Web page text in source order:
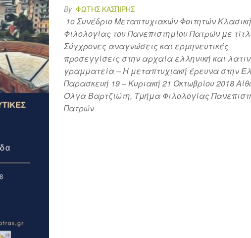
By ΦΏΤΗΣ ΚΑΣΠΊΡΗΣ
1ο Συνέδριο Μεταπτυχιακών Φοιτητών
Φιλολογίας του Πανεπιστημίου Πατρών με
Σύγχρονες αναγνώσεις και ερμηνευτικές
προσεγγίσεις στην αρχαία ελληνική και
γραμματεία – Η μεταπτυχιακή έρευνα στην
Παρασκευή 19 – Κυριακή 21 Οκτωβρίου 2018
Όλγα Βαρτζιώτη, Τμήμα Φιλολογίας
Πατρών